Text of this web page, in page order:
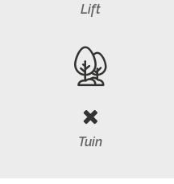
Lift
Tuin